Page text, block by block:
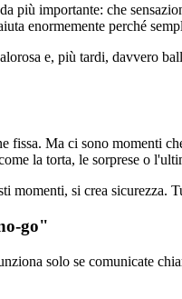
più importante: che
enormemente perché
e, più tardi, davvero
fissa. Ma ci sono momenti
la torta, le sorprese o
momenti, si crea
go"
solo se comunicate